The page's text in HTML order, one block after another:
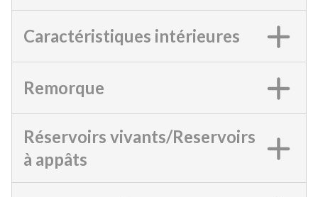
Caractéristiques intérieures
Remorque
Réservoirs vivants/Reservoirs
à appâts